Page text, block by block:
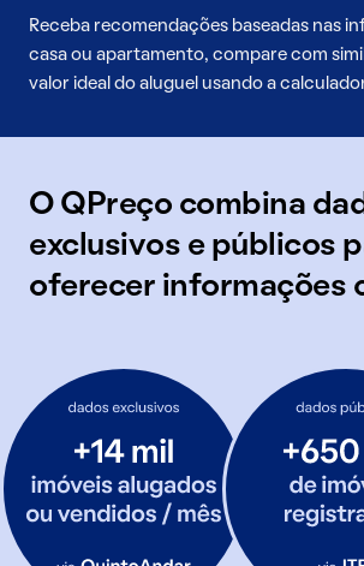
Receba recomendações baseadas nas
casa ou apartamento, compare com
valor ideal do aluguel usando a
O QPreço combina
exclusivos e públicos
oferecer informações